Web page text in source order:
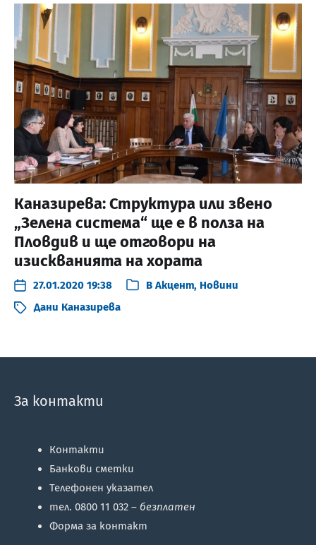
Каназирева: Структура или звено
„Зелена система“ ще е в полза на
Пловдив и ще отговори на
изискванията на хората
27.01.2020 19:38 В Акцент, Новини
Дани Каназирева
За контакти
Контакти
Банкови сметки
Телефонен указател
тел. 0800 11 032 – безплатен
Форма за контакт